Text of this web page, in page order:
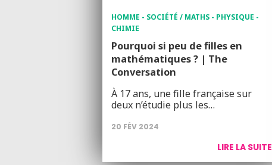
HOMME - SOCIÉTÉ / MATHS - PHYSIQUE -
CHIMIE
Pourquoi si peu de filles en
mathématiques ? | The
Conversation
À 17 ans, une fille française sur
deux n’étudie plus les…
20 FÉV 2024
LIRE LA SUITE